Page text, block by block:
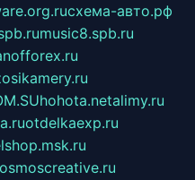
схема-авто.рф
music8.spb.ru
hohota.netalimy.ru
otdelkaexp.ru